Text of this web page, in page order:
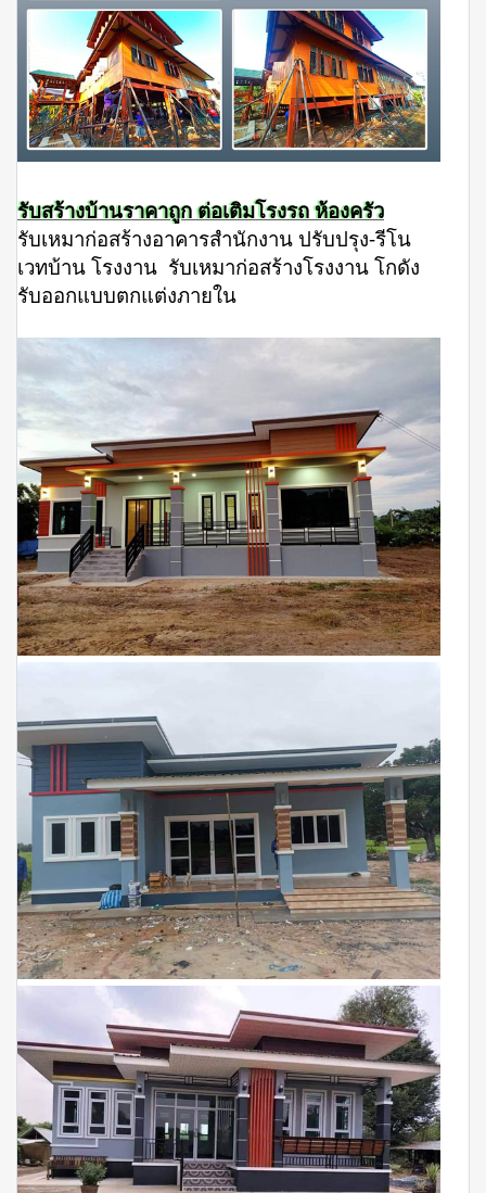
รับสร้างบ้านราคาถูก ต่อเติมโรงรถ ห้องครัว
รับเหมาก่อสร้างอาคารสำนักงาน ปรับปรุง-รีโน
เวทบ้าน โรงงาน รับเหมาก่อสร้างโรงงาน โกดัง
รับออกแบบตกแต่งภายใน